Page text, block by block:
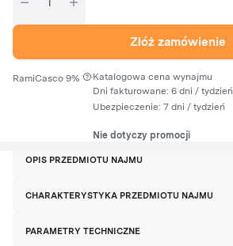
Złóż zamówienie
RamiCasco 9% ·Katalogowa cena wynajmu
Dni fakturowane: 6 dni / tydzień
Ubezpieczenie: 7 dni / tydzień
Nie dotyczy promocji
OPIS PRZEDMIOTU NAJMU
CHARAKTERYSTYKA PRZEDMIOTU NAJMU
PARAMETRY TECHNICZNE